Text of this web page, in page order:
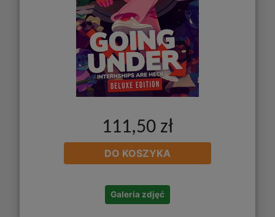
111,50 zł
DO KOSZYKA
Galeria zdjęć